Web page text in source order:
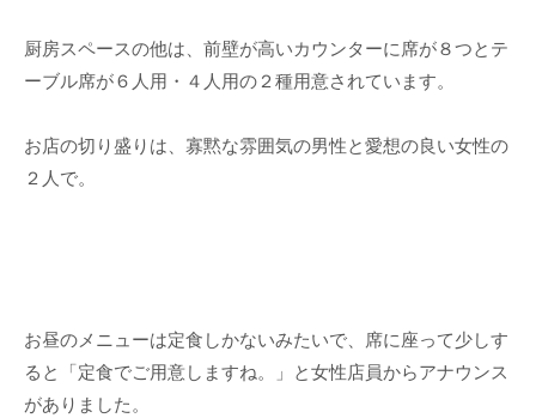
厨房スペースの他は、前壁が高いカウンターに席が８つとテ
ーブル席が６人用・４人用の２種用意されています。
お店の切り盛りは、寡黙な雰囲気の男性と愛想の良い女性の
２人で。
お昼のメニューは定食しかないみたいで、席に座って少しす
ると「定食でご用意しますね。」と女性店員からアナウンス
がありました。